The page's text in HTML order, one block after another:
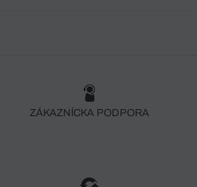
ZÁKAZNÍCKA PODPORA